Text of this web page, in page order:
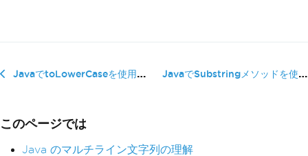
JavaでtoLowerCaseを使用する方法 JavaでSubstringメソッドを使�...
このページでは
Java のマルチライン文字列の理解